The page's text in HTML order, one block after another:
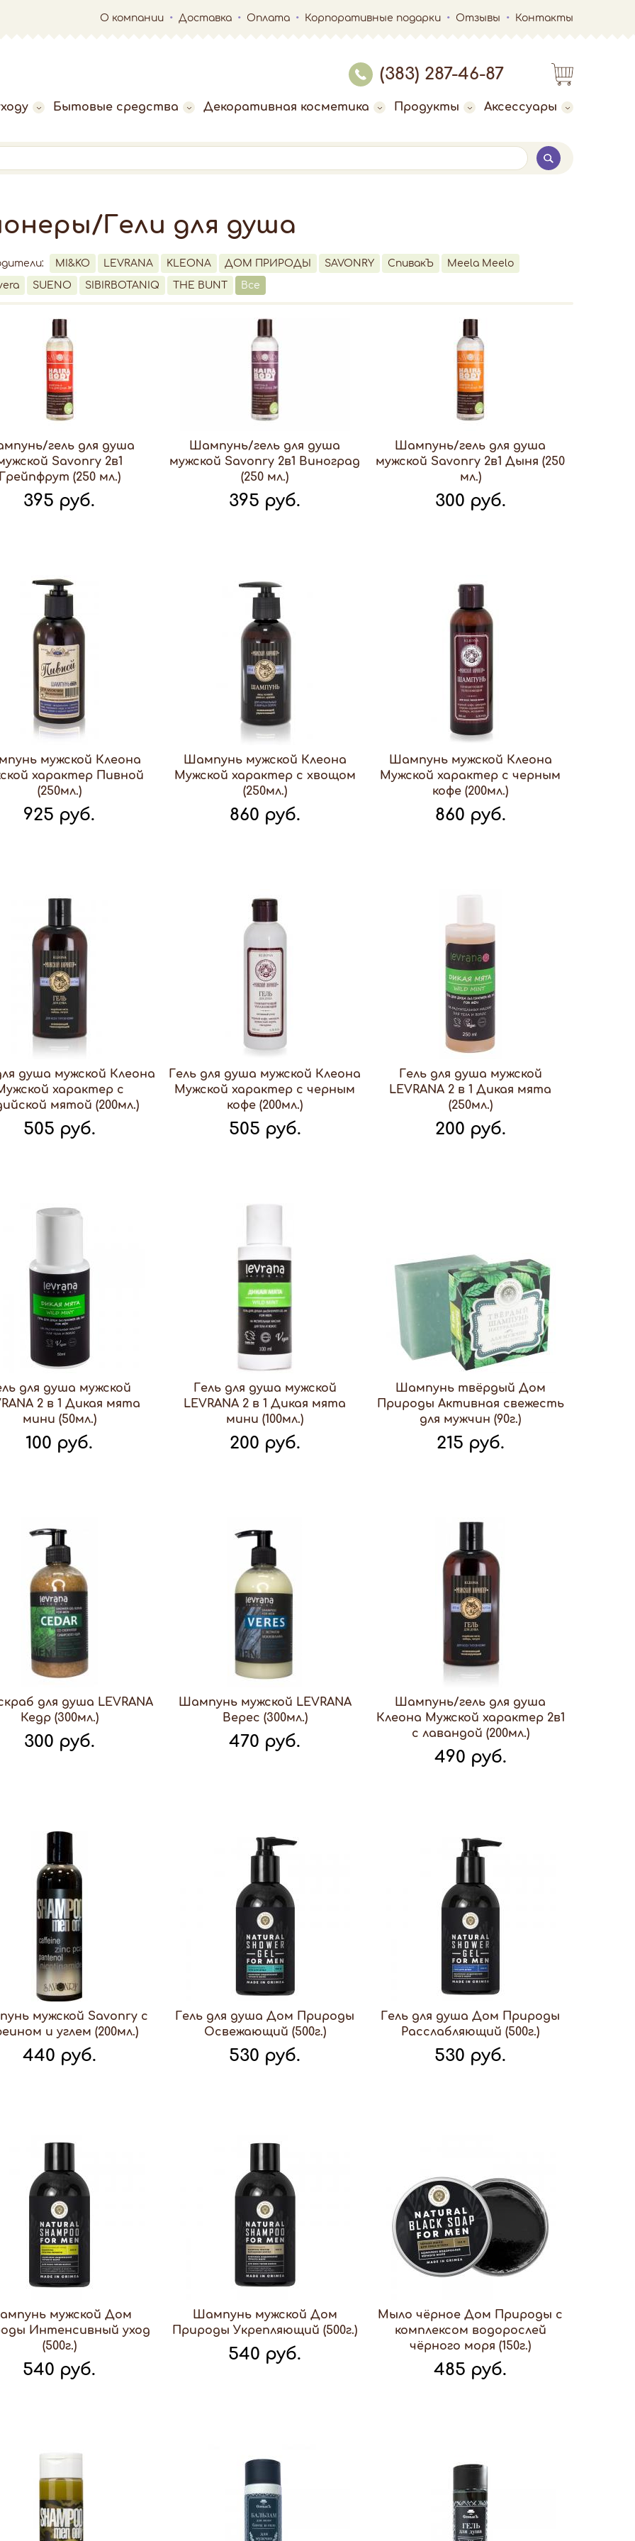
О компании Доставка Оплата Корпоративные подарки Отзывы Контакты
(383) 287-46-87
Бытовые средства Декоративная косметика Продукты Аксессуары
Гели для душа
MI&KO LEVRANA KLEONA ДОМ ПРИРОДЫ SAVONRY СпивакЪ Meela Meelo
SUENO SIBIRBOTANIQ THE BUNT Все
гель для душа
Savonry 2в1
(250 мл.)
395 руб.
Шампунь/гель для душа
мужской Savonry 2в1 Виноград
(250 мл.)
395 руб.
Шампунь/гель для душа
мужской Savonry 2в1 Дыня (250
мл.)
300 руб.
мужской Клеона
характер Пивной
(250мл.)
925 руб.
Шампунь мужской Клеона
Мужской характер с хвощом
(250мл.)
860 руб.
Шампунь мужской Клеона
Мужской характер с черным
кофе (200мл.)
860 руб.
душа мужской Клеона
характер с
мятой (200мл.)
505 руб.
Гель для душа мужской Клеона
Мужской характер с черным
кофе (200мл.)
505 руб.
Гель для душа мужской
LEVRANA 2 в 1 Дикая мята
(250мл.)
200 руб.
для душа мужской
2 в 1 Дикая мята
мини (50мл.)
100 руб.
Гель для душа мужской
LEVRANA 2 в 1 Дикая мята
мини (100мл.)
200 руб.
Шампунь твёрдый Дом
Природы Активная свежесть
для мужчин (90г.)
215 руб.
для душа LEVRANA
Кедр (300мл.)
300 руб.
Шампунь мужской LEVRANA
Верес (300мл.)
470 руб.
Шампунь/гель для душа
Клеона Мужской характер 2в1
с лавандой (200мл.)
490 руб.
мужской Savonry с
и углем (200мл.)
440 руб.
Гель для душа Дом Природы
Освежающий (500г.)
530 руб.
Гель для душа Дом Природы
Расслабляющий (500г.)
530 руб.
мужской Дом
Интенсивный уход
(500г.)
540 руб.
Шампунь мужской Дом
Природы Укрепляющий (500г.)
540 руб.
Мыло чёрное Дом Природы с
комплексом водорослей
чёрного моря (150г.)
485 руб.